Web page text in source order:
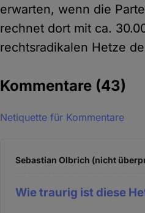
erwarten, wenn die
rechnet dort mit ca.
rechtsradikalen Hetze
Kommentare (43)
Netiquette für Kommentare
Sebastian Olbrich (nicht
Wie traurig ist diese